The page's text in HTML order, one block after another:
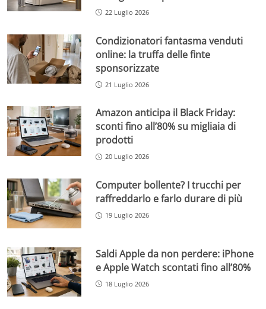
22 Luglio 2026
Condizionatori fantasma venduti
online: la truffa delle finte
sponsorizzate
21 Luglio 2026
Amazon anticipa il Black Friday:
sconti fino all’80% su migliaia di
prodotti
20 Luglio 2026
Computer bollente? I trucchi per
raffreddarlo e farlo durare di più
19 Luglio 2026
Saldi Apple da non perdere: iPhone
e Apple Watch scontati fino all’80%
18 Luglio 2026